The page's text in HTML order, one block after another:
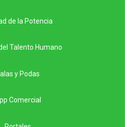
de la Potencia
Talento Humano
y Podas
Comercial